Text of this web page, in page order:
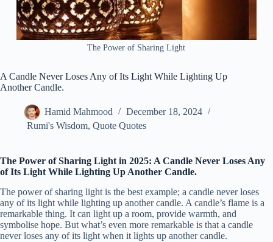
The Power of Sharing Light
A Candle Never Loses Any of Its Light While Lighting Up
Another Candle.
Hamid Mahmood
December 18, 2024
Rumi's Wisdom, Quote Quotes
The Power of Sharing Light in 2025: A Candle Never Loses Any
of Its Light While Lighting Up Another Candle.
The power of sharing light is the best example; a candle never loses
any of its light while lighting up another candle. A candle’s flame is a
remarkable thing. It can light up a room, provide warmth, and
symbolise hope. But what’s even more remarkable is that a candle
never loses any of its light when it lights up another candle.